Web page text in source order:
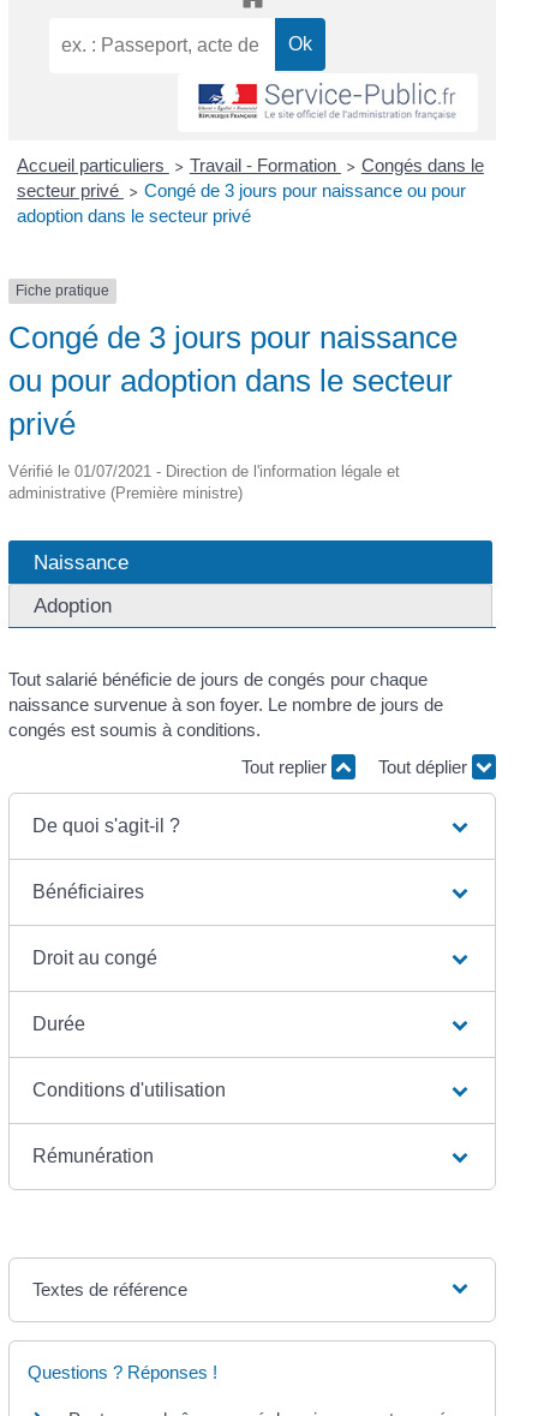
Accueil particuliers > Travail - Formation > Congés dans le
secteur privé > Congé de 3 jours pour naissance ou pour
adoption dans le secteur privé
Fiche pratique
Congé de 3 jours pour naissance
ou pour adoption dans le secteur
privé
Vérifié le 01/07/2021 - Direction de l'information légale et
administrative (Première ministre)
Naissance
Adoption
Tout salarié bénéficie de jours de congés pour chaque
naissance survenue à son foyer. Le nombre de jours de
congés est soumis à conditions.
Tout replier
Tout déplier
De quoi s'agit-il ?
Bénéficiaires
Droit au congé
Durée
Conditions d'utilisation
Rémunération
Textes de référence
Questions ? Réponses !